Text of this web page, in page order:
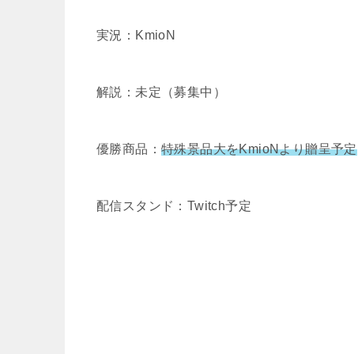
実況：KmioN
解説：未定（募集中）
優勝商品： 特殊景品大をKmioNより贈呈予定
配信スタンド：Twitch予定